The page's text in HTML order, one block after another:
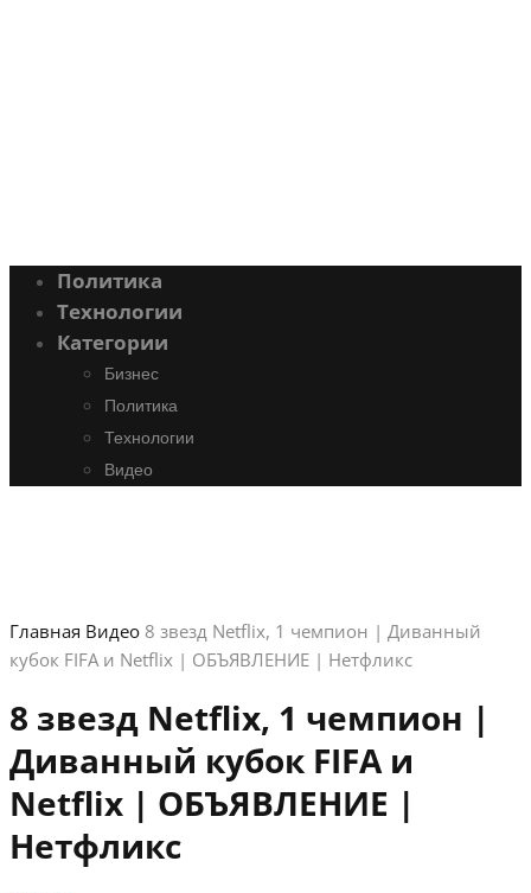
Политика
Технологии
Категории
Бизнес
Политика
Технологии
Видео
Главная Видео 8 звезд Netflix, 1 чемпион | Диванный
кубок FIFA и Netflix | ОБЪЯВЛЕНИЕ | Нетфликс
8 звезд Netflix, 1 чемпион |
Диванный кубок FIFA и
Netflix | ОБЪЯВЛЕНИЕ |
Нетфликс